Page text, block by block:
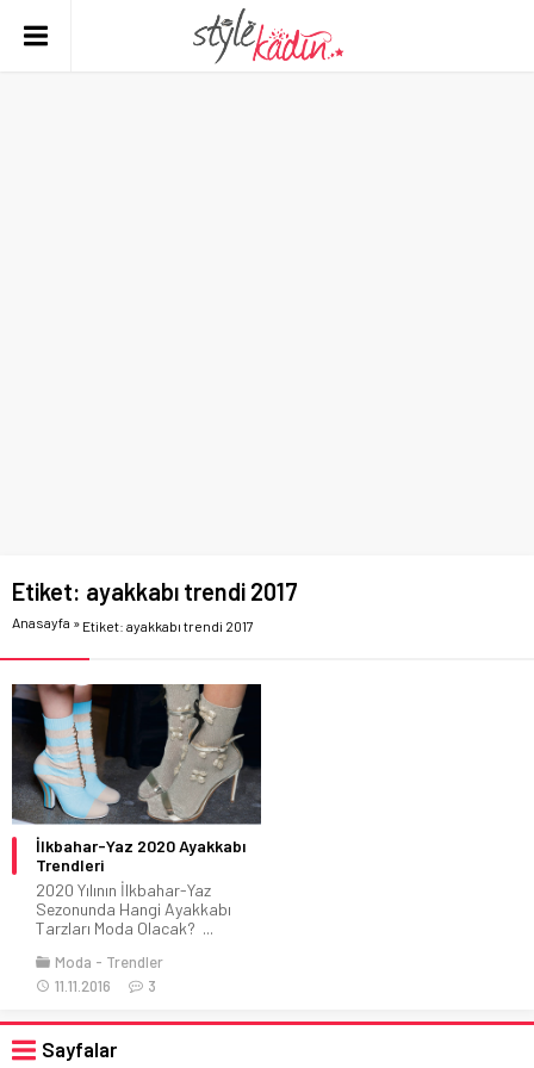
Etiket: ayakkabı trendi 2017
Anasayfa » Etiket: ayakkabı trendi 2017
İlkbahar-Yaz 2020 Ayakkabı
Trendleri
2020 Yılının İlkbahar-Yaz
Sezonunda Hangi Ayakkabı
Tarzları Moda Olacak? ...
Moda
Trendler
11.11.2016
3
Sayfalar